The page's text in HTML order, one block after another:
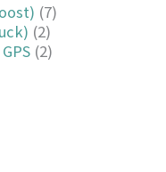
(7)
(2)
(2)